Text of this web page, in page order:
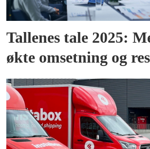
Tallenes tale 2025:
økte omsetning og